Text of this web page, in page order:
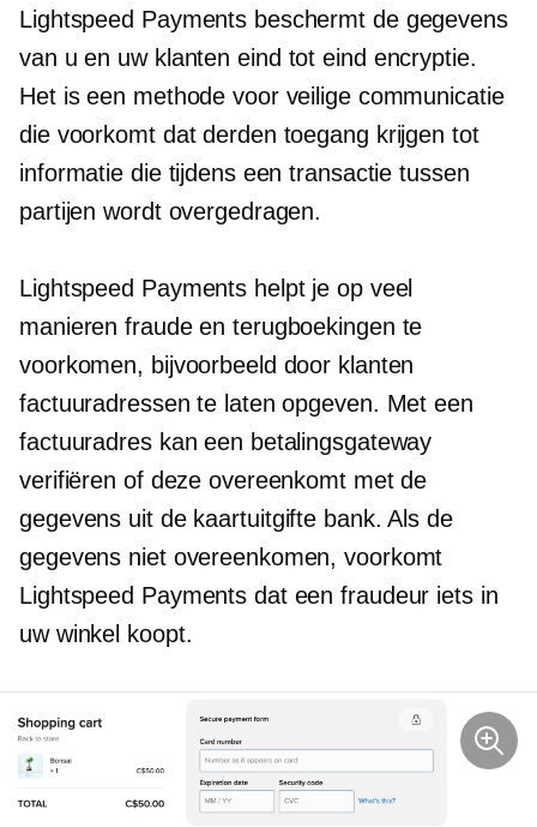
Lightspeed Payments beschermt de gegevens
van u en uw klanten eind tot eind encryptie.
Het is een methode voor veilige communicatie
die voorkomt dat derden toegang krijgen tot
informatie die tijdens een transactie tussen
partijen wordt overgedragen.
Lightspeed Payments helpt je op veel
manieren fraude en terugboekingen te
voorkomen, bijvoorbeeld door klanten
factuuradressen te laten opgeven. Met een
factuuradres kan een betalingsgateway
verifiëren of deze overeenkomt met de
gegevens uit de kaartuitgifte bank. Als de
gegevens niet overeenkomen, voorkomt
Lightspeed Payments dat een fraudeur iets in
uw winkel koopt.